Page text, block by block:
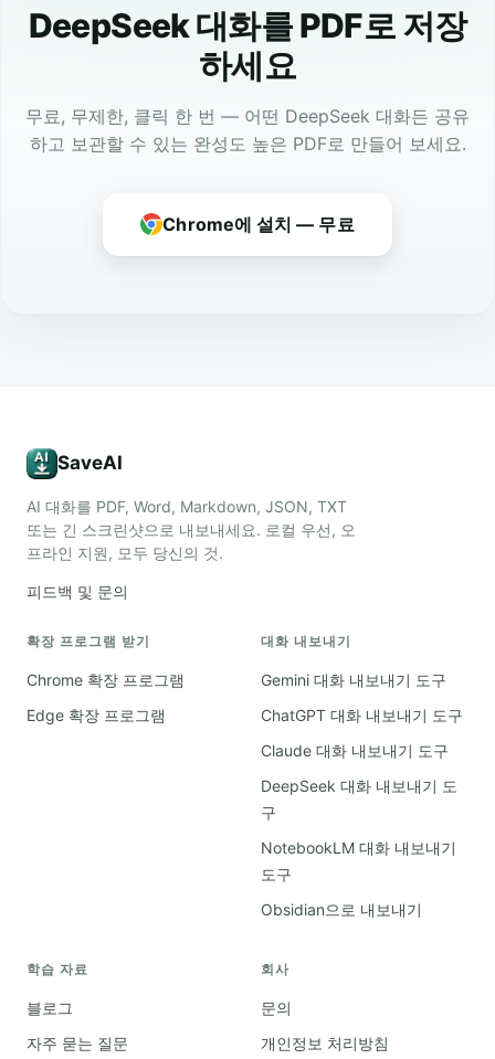
DeepSeek 대화를 PDF로 저장
하세요
무료, 무제한, 클릭 한 번 — 어떤 DeepSeek 대화든 공유
하고 보관할 수 있는 완성도 높은 PDF로 만들어 보세요.
Chrome에 설치 — 무료
SaveAI
AI 대화를 PDF, Word, Markdown, JSON, TXT
또는 긴 스크린샷으로 내보내세요. 로컬 우선, 오
프라인 지원, 모두 당신의 것.
피드백 및 문의
확장 프로그램 받기
Chrome 확장 프로그램
Edge 확장 프로그램
대화 내보내기
Gemini 대화 내보내기 도구
ChatGPT 대화 내보내기 도구
Claude 대화 내보내기 도구
DeepSeek 대화 내보내기 도
구
NotebookLM 대화 내보내기
도구
Obsidian으로 내보내기
학습 자료
블로그
자주 묻는 질문
회사
문의
개인정보 처리방침